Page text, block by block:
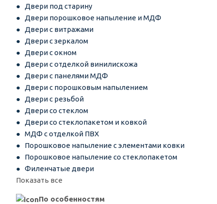
Двери под старину
Двери порошковое напыление и МДФ
Двери с витражами
Двери с зеркалом
Двери с окном
Двери с отделкой винилискожа
Двери с панелями МДФ
Двери с порошковым напылением
Двери с резьбой
Двери со стеклом
Двери со стеклопакетом и ковкой
МДФ с отделкой ПВХ
Порошковое напыление с элементами ковки
Порошковое напыление со стеклопакетом
Филенчатые двери
Показать все
По особенностям